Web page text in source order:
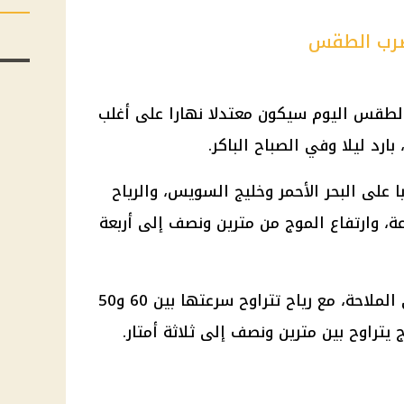
اليوم سيكون معتدلا نهارا على أغلب
ليلا وفي الصباح الباكر.
البحر الأحمر وخليج السويس، والرياح
بين 50 و70 كم/ساعة، وارتفاع الموج من مترين ونصف إلى أربعة
يشهد البحر المتوسط ​​اضطرابا في الملاحة، مع رياح تتراوح سرعتها بين 60 و50
يتراوح بين مترين ونصف إلى ثلاثة أمتار.